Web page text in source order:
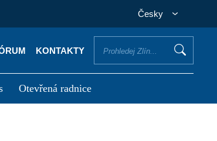
Česky
KONTAKTY
Otevřená radnice